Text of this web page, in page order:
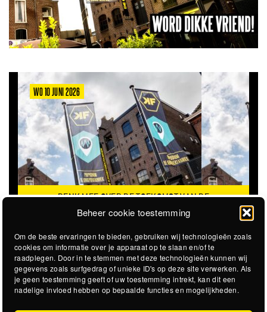
Beheer cookie toestemming
Om de beste ervaringen te bieden, gebruiken wij technologieën zoals
cookies om informatie over je apparaat op te slaan en/of te
raadplegen. Door in te stemmen met deze technologieën kunnen wij
gegevens zoals surfgedrag of unieke ID's op deze site verwerken. Als
je geen toestemming geeft of uw toestemming intrekt, kan dit een
nadelige invloed hebben op bepaalde functies en mogelijkheden.
10 JUNI 2026
DENK MEE OVER DE TOEKOMST VAN DE
KROEPOEKFABRIEK
MA 8